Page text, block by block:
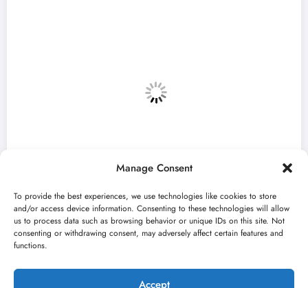
Manage Consent
To provide the best experiences, we use technologies like cookies to store
and/or access device information. Consenting to these technologies will allow
us to process data such as browsing behavior or unique IDs on this site. Not
consenting or withdrawing consent, may adversely affect certain features and
functions.
Accept
59. Bitef u
„Najveći mali festival
jun 23, 2026